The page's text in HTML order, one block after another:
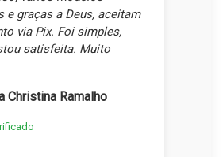
e graças a Deus, aceitam
via Pix. Foi simples,
satisfeita. Muito
Christina Ramalho